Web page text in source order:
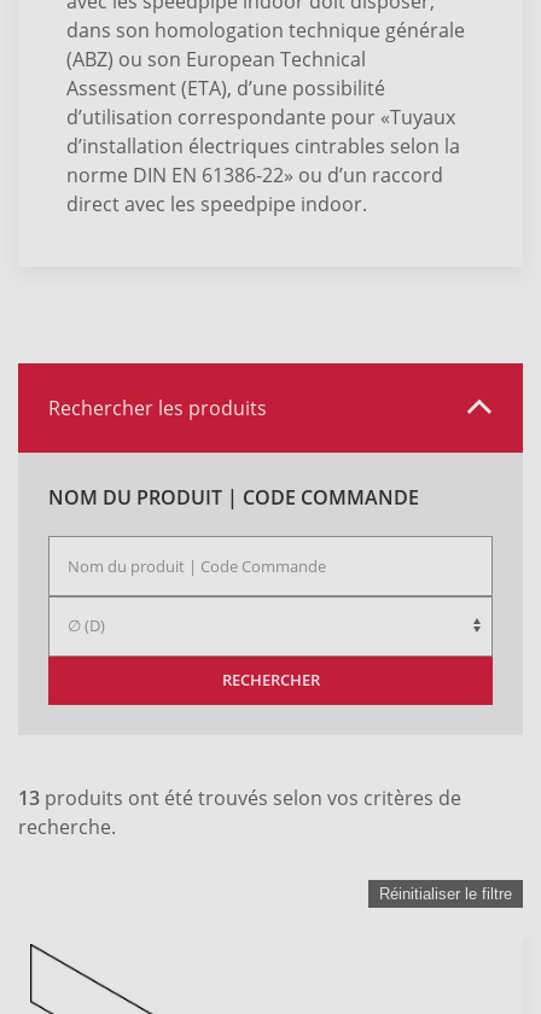
dans son homologation technique générale
(ABZ) ou son European Technical
Assessment (ETA), d’une possibilité
d’utilisation correspondante pour «Tuyaux
d’installation électriques cintrables selon la
norme DIN EN 61386-22» ou d’un raccord
direct avec les speedpipe indoor.
Rechercher les produits
NOM DU PRODUIT | CODE COMMANDE
RECHERCHER
13 produits ont été trouvés selon vos critères de
recherche.
Réinitialiser le filtre